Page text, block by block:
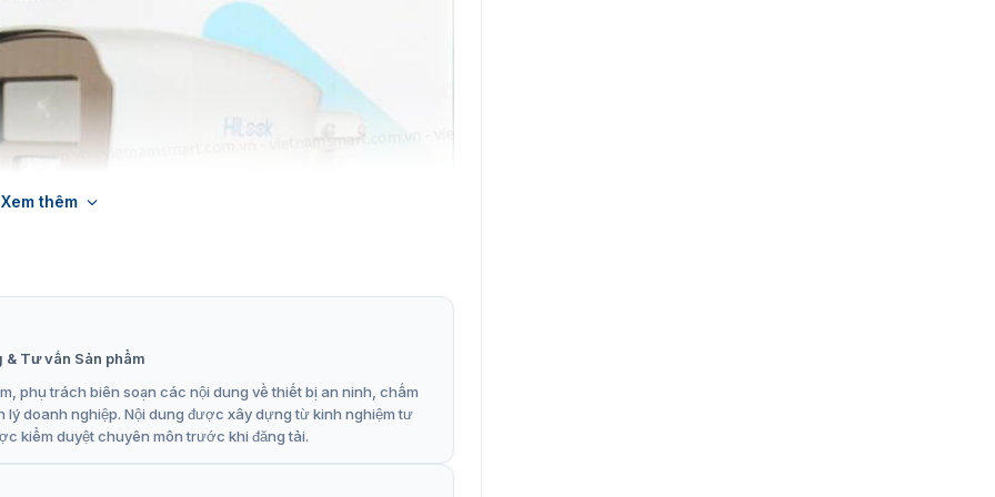
THC-B229-M
số kỹ thuật đặc biệt sẽ là một lựa chọn lý tưởng cho
vực như văn phòng, cửa hàng, nhà ở và nhiều nơi
động được giám sát một cách an toàn và hiệu quả.
1920×1080
Xem thêm
Tư vấn Sản phẩm
phụ trách biên soạn các nội dung về thiết bị an ninh, chấm
doanh nghiệp. Nội dung được xây dựng từ kinh nghiệm tư
kiểm duyệt chuyên môn trước khi đăng tải.